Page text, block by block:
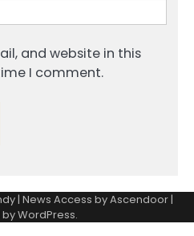
and website in this
I comment.
| News Access byAscendoor |
byWordPress.